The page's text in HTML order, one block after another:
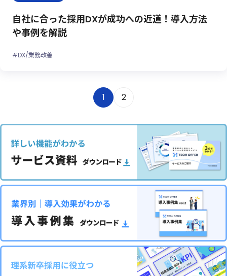
自社に合った採用DXが成功への近道！導入方法
や事例を解説
#DX/業務改善
1 2